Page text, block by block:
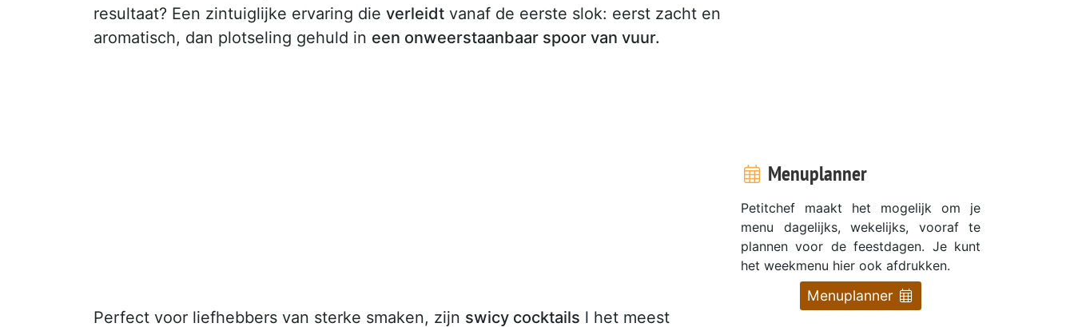
resultaat? Een zintuiglijke ervaring die verleidt vanaf de eerste slok: eerst zacht en
aromatisch, dan plotseling gehuld in een onweerstaanbaar spoor van vuur.
Perfect voor liefhebbers van sterke smaken, zijn swicy cocktails l het meest
Menuplanner
Petitchef maakt het mogelijk om je
menu dagelijks, wekelijks, vooraf te
plannen voor de feestdagen. Je kunt
het weekmenu hier ook afdrukken.
Menuplanner